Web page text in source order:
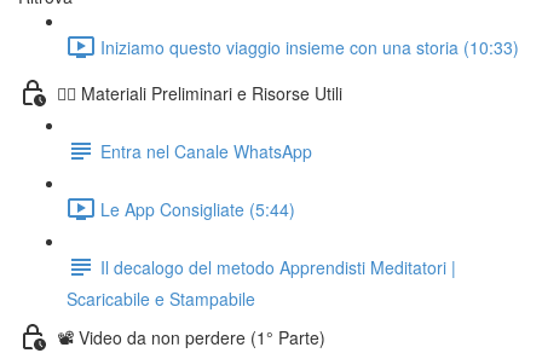
Iniziamo questo viaggio insieme con una storia (10:33)
🧙‍♂️ Materiali Preliminari e Risorse Utili
Entra nel Canale WhatsApp
Le App Consigliate (5:44)
Il decalogo del metodo Apprendisti Meditatori |
Scaricabile e Stampabile
📽️ Video da non perdere (1° Parte)